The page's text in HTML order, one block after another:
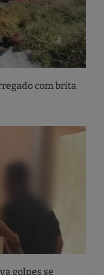
com brita
golpes se